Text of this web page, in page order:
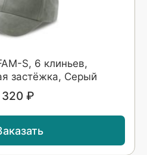
S, 6 клиньев,
застёжка, Серый
320 ₽